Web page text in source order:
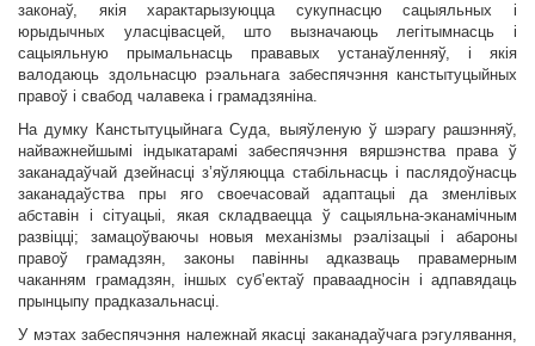
законаў, якія характарызуюцца сукупнасцю сацыяльных і
юрыдычных уласцівасцей, што вызначаюць легітымнасць і
сацыяльную прымальнасць прававых устанаўленняў, і якія
валодаюць здольнасцю рэальнага забеспячэння канстытуцыйных
правоў і свабод чалавека і грамадзяніна.
На думку Канстытуцыйнага Суда, выяўленую ў шэрагу рашэнняў,
найважнейшымі індыкатарамі забеспячэння вяршэнства права ў
заканадаўчай дзейнасці з’яўляюцца стабільнасць і паслядоўнасць
заканадаўства пры яго своечасовай адаптацыі да зменлівых
абставін і сітуацыі, якая складваецца ў сацыяльна-эканамічным
развіцці; замацоўваючы новыя механізмы рэалізацыі і абароны
правоў грамадзян, законы павінны адказваць правамерным
чаканням грамадзян, іншых суб’ектаў праваадносін і адпавядаць
прынцыпу прадказальнасці.
У мэтах забеспячэння належнай якасці заканадаўчага рэгулявання,